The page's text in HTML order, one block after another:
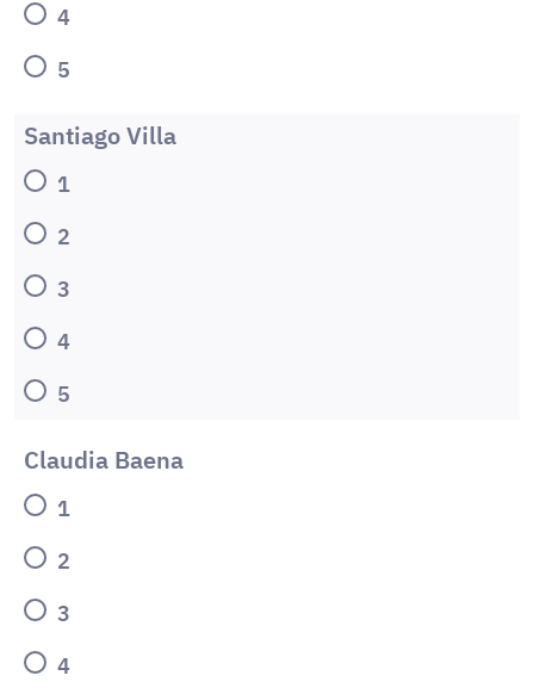
4
5
Santiago Villa
1
2
3
4
5
Claudia Baena
1
2
3
4